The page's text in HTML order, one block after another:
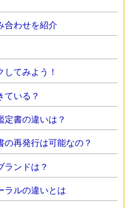
合わせを紹介
てみよう！
ている？
定書の違いは？
再発行は可能なの？
ランドは？
ラルの違いとは